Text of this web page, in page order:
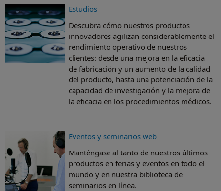
Estudios
Descubra cómo nuestros productos
innovadores agilizan considerablemente el
rendimiento operativo de nuestros
clientes: desde una mejora en la eficacia
de fabricación y un aumento de la calidad
del producto, hasta una potenciación de la
capacidad de investigación y la mejora de
la eficacia en los procedimientos médicos.
Eventos y seminarios web
Manténgase al tanto de nuestros últimos
productos en ferias y eventos en todo el
mundo y en nuestra biblioteca de
seminarios en línea.